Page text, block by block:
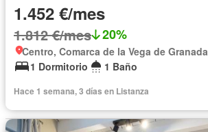
1.452 €/mes
1.812 €/mes 20%
Centro, Comarca de la Vega de Granada
1 Dormitorio
1 Baño
Hace 1 semana, 3 días en Listanza